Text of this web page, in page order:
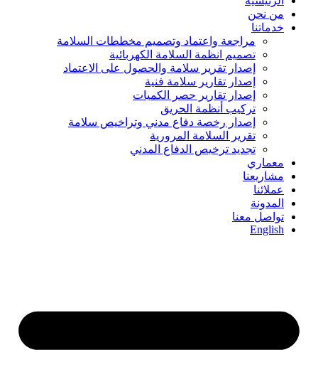
من نحن
خدماتنا
مراجعة واعتماد وتصميم مخططات السلامة
تصميم انظمة السلامة الكهربائية
إصدار تقرير سلامة والحصول على الاعتماد
إصدار تقارير سلامة فنية
إصدار تقارير حصر الكميات
تركيب أنظمة الحريق
إصدار رخصة دفاع مدني وتراخيص سلامة
تقرير السلامة المرورية
تجديد ترخيص الدفاع المدني
معماري
مشاريعنا
عملائنا
المدونة
تواصل معنا
English